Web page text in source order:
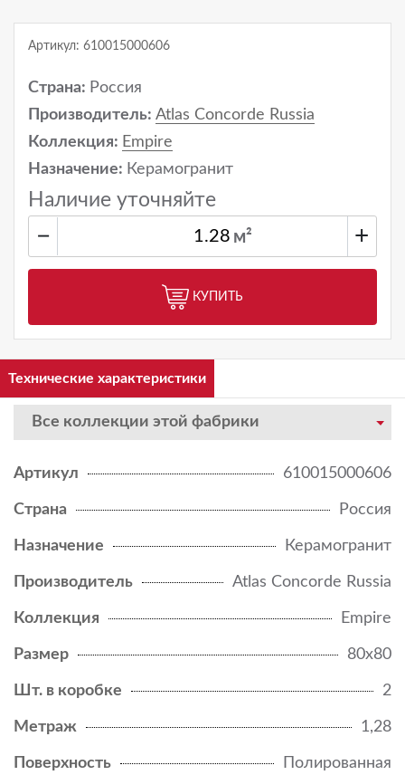
Артикул: 610015000606
Страна: Россия
Производитель: Atlas Concorde Russia
Коллекция: Empire
Назначение: Керамогранит
Наличие уточняйте
− м² +
КУПИТЬ
Технические характеристики
Все коллекции этой фабрики
Артикул 610015000606
Страна Россия
Назначение Керамогранит
Производитель Atlas Concorde Russia
Коллекция Empire
Размер 80x80
Шт. в коробке 2
Метраж 1,28
Поверхность Полированная